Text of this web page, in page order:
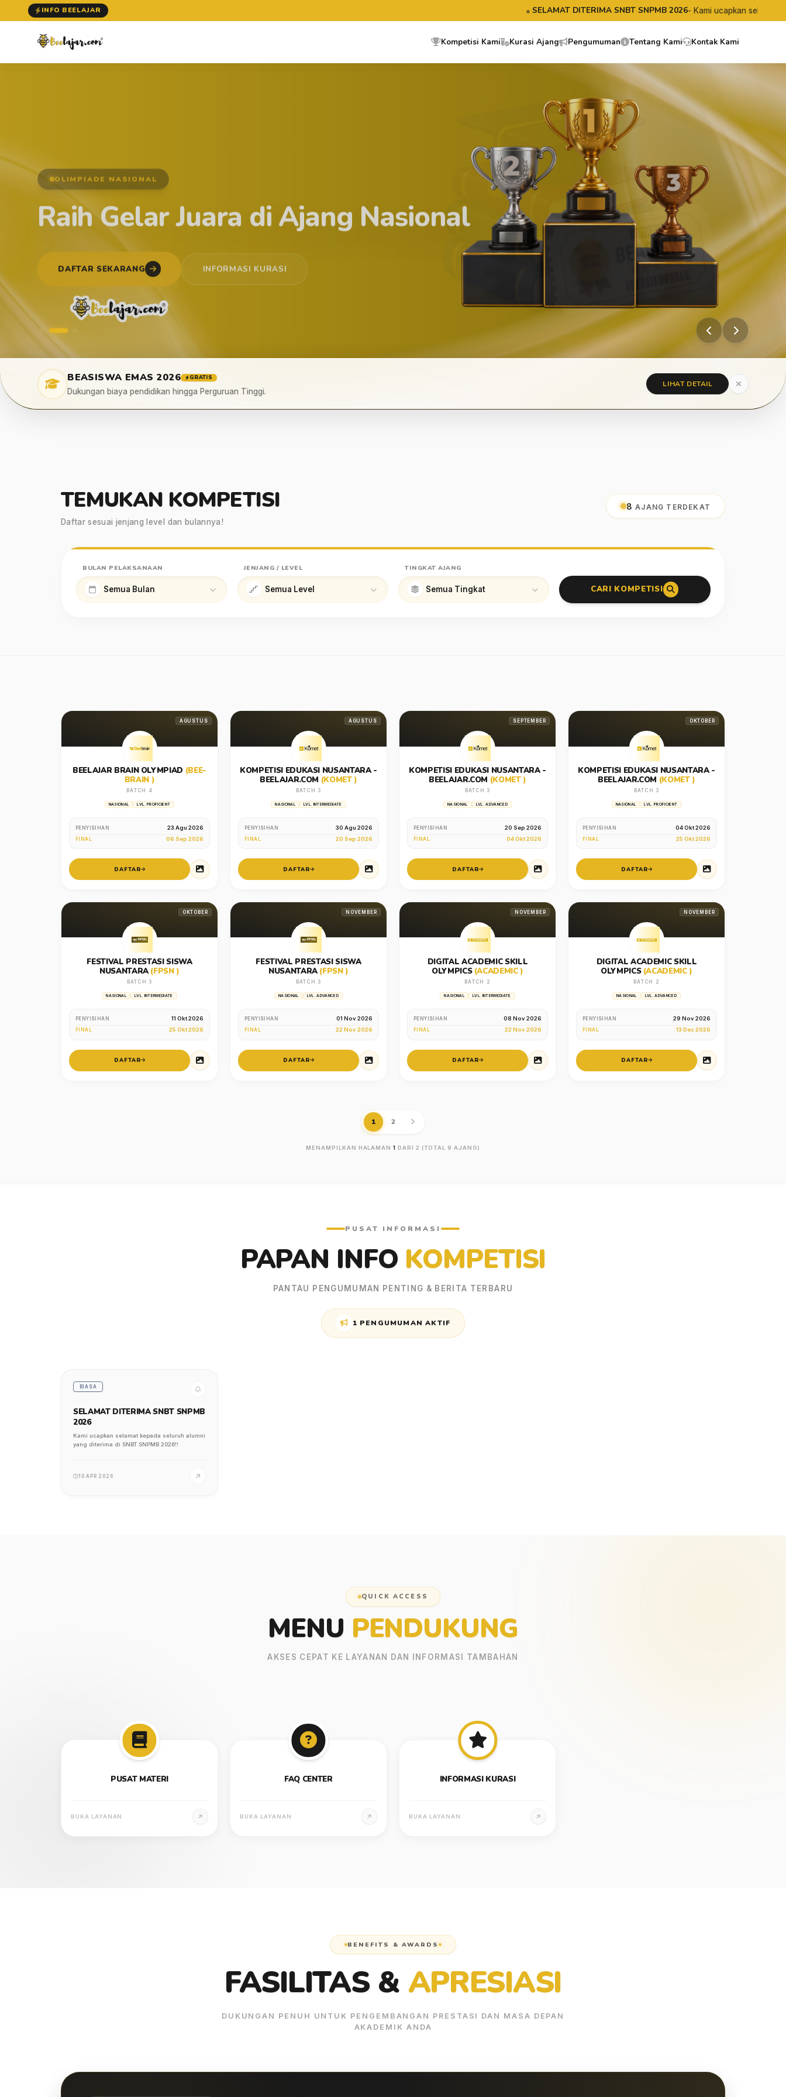
INFO BEELAJAR SELAMAT DITERIMA SNBT SNPMB 2026- Kami ucapkan selamat kepada seluruh
Kompetisi Kami Kurasi Ajang Pengumuman Tentang Kami Kontak Kami
DAFTAR SEKARANG
OLIMPIADE NASIONAL
Raih Gelar Juara di Ajang Nasional
DAFTAR SEKARANG
INFORMASI KURASI
DAFTAR SEKARANG
BEASISWA EMAS 2026 GRATIS
Dukungan biaya pendidikan hingga Perguruan Tinggi.
LIHAT DETAIL
TEMUKAN KOMPETISI
Daftar sesuai jenjang level dan bulannya!
8 AJANG TERDEKAT
BULAN PELAKSANAAN JENJANG / LEVEL TINGKAT AJANG
CARI KOMPETISI
AGUSTUS
BEELAJAR BRAIN OLYMPIAD (BEE-
BRAIN )
BATCH 4
NASIONAL LVL. PROFICIENT
PENYISIHAN 23 Agu 2026
FINAL 06 Sep 2026
DAFTAR
AGUSTUS
KOMPETISI EDUKASI NUSANTARA -
BEELAJAR.COM (KOMET )
BATCH 3
NASIONAL LVL. INTERMEDIATE
PENYISIHAN 30 Agu 2026
FINAL 20 Sep 2026
DAFTAR
SEPTEMBER
KOMPETISI EDUKASI NUSANTARA -
BEELAJAR.COM (KOMET )
BATCH 3
NASIONAL LVL. ADVANCED
PENYISIHAN 20 Sep 2026
FINAL 04 Okt 2026
DAFTAR
OKTOBER
KOMPETISI EDUKASI NUSANTARA -
BEELAJAR.COM (KOMET )
BATCH 3
NASIONAL LVL. PROFICIENT
PENYISIHAN 04 Okt 2026
FINAL 25 Okt 2026
DAFTAR
OKTOBER
FESTIVAL PRESTASI SISWA
NUSANTARA (FPSN )
BATCH 3
NASIONAL LVL. INTERMEDIATE
PENYISIHAN 11 Okt 2026
FINAL 25 Okt 2026
DAFTAR
NOVEMBER
FESTIVAL PRESTASI SISWA
NUSANTARA (FPSN )
BATCH 3
NASIONAL LVL. ADVANCED
PENYISIHAN 01 Nov 2026
FINAL 22 Nov 2026
DAFTAR
NOVEMBER
DIGITAL ACADEMIC SKILL
OLYMPICS (ACADEMIC )
BATCH 2
NASIONAL LVL. INTERMEDIATE
PENYISIHAN 08 Nov 2026
FINAL 22 Nov 2026
DAFTAR
NOVEMBER
DIGITAL ACADEMIC SKILL
OLYMPICS (ACADEMIC )
BATCH 2
NASIONAL LVL. ADVANCED
PENYISIHAN 29 Nov 2026
FINAL 13 Des 2026
DAFTAR
1 2
MENAMPILKAN HALAMAN1 DARI 2 (TOTAL 9 AJANG)
PUSAT INFORMASI
PAPAN INFO KOMPETISI
PANTAU PENGUMUMAN PENTING & BERITA TERBARU
1 PENGUMUMAN AKTIF
BIASA
SELAMAT DITERIMA SNBT SNPMB
2026
Kami ucapkan selamat kepada seluruh alumni
yang diterima di SNBT SNPMB 2026!!
10 APR 2026
QUICK ACCESS
MENU PENDUKUNG
AKSES CEPAT KE LAYANAN DAN INFORMASI TAMBAHAN
PUSAT MATERI
BUKA LAYANAN
FAQ CENTER
BUKA LAYANAN
INFORMASI KURASI
BUKA LAYANAN
BENEFITS & AWARDS
FASILITAS & APRESIASI
DUKUNGAN PENUH UNTUK PENGEMBANGAN PRESTASI DAN MASA DEPAN
AKADEMIK ANDA